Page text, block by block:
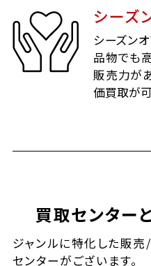
シーズ
シーズン
品物でも
販売力が
価買取が可
買取センター
ジャンルに特化した販
センターがございます。